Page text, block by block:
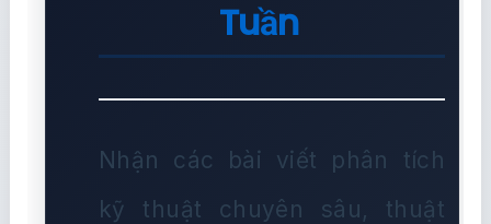
Tuần
Nhận các bài viết phân tích
kỹ thuật chuyên sâu, thuật